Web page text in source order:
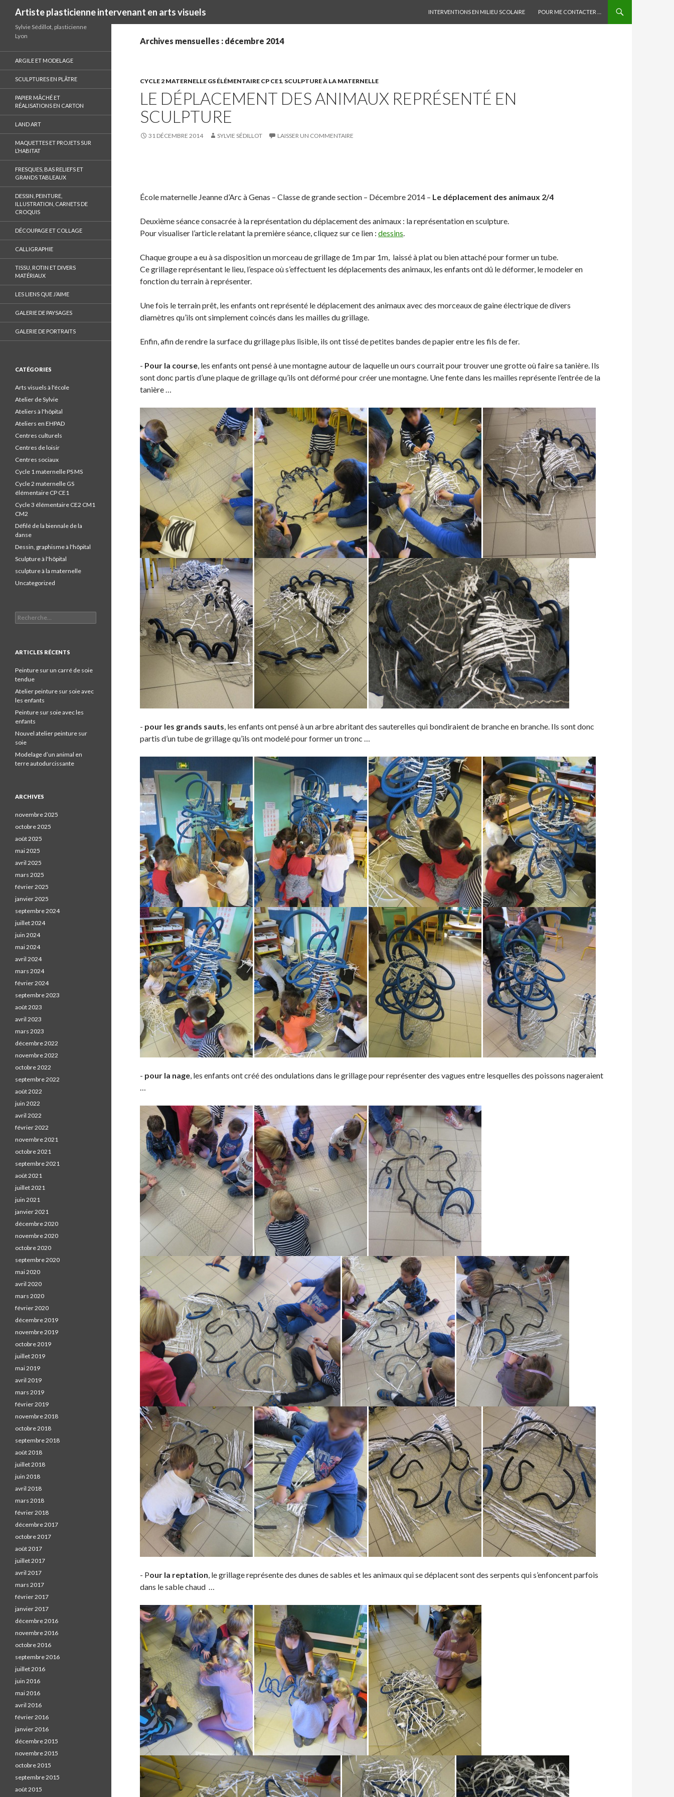
Artiste plasticienne intervenant en arts visuels
INTERVENTIONS EN MILIEU SCOLAIRE
POUR ME CONTACTER …
Archives mensuelles : décembre 2014
CYCLE 2 MATERNELLE GS ÉLÉMENTAIRE CP CE1, SCULPTURE À LA MATERNELLE
LE DÉPLACEMENT DES ANIMAUX REPRÉSENTÉ EN
SCULPTURE
31 DÉCEMBRE 2014 SYLVIE SÉDILLOT LAISSER UN COMMENTAIRE
a
e
o
F
a
c
b
o
k
a
e
o
T
w
i
t
e
.
r
a
g
r
s
L
i
k
d
I
i
g
r
!
École maternelle Jeanne d’Arc à Genas – Classe de grande section – Décembre 2014 – Le déplacement des animaux 2/4
Deuxième séance consacrée à la représentation du déplacement des animaux : la représentation en sculpture.
Pour visualiser l’article relatant la première séance, cliquez sur ce lien : dessins.
Chaque groupe a eu à sa disposition un morceau de grillage de 1m par 1m, laissé à plat ou bien attaché pour former un tube.
Ce grillage représentant le lieu, l’espace où s’effectuent les déplacements des animaux, les enfants ont dû le déformer, le modeler en
fonction du terrain à représenter.
Une fois le terrain prêt, les enfants ont représenté le déplacement des animaux avec des morceaux de gaine électrique de divers
diamètres qu’ils ont simplement coincés dans les mailles du grillage.
Enfin, afin de rendre la surface du grillage plus lisible, ils ont tissé de petites bandes de papier entre les fils de fer.
- Pour la course, les enfants ont pensé à une montagne autour de laquelle un ours courrait pour trouver une grotte où faire sa tanière. Ils
sont donc partis d’une plaque de grillage qu’ils ont déformé pour créer une montagne. Une fente dans les mailles représente l’entrée de la
tanière …
- pour les grands sauts, les enfants ont pensé à un arbre abritant des sauterelles qui bondiraient de branche en branche. Ils sont donc
partis d’un tube de grillage qu’ils ont modelé pour former un tronc …
- pour la nage, les enfants ont créé des ondulations dans le grillage pour représenter des vagues entre lesquelles des poissons nageraient
…
- Pour la reptation, le grillage représente des dunes de sables et les animaux qui se déplacent sont des serpents qui s’enfoncent parfois
dans le sable chaud …
Sylvie Sédillot, plasticienne
Lyon
ARGILE ET MODELAGE
SCULPTURES EN PLÂTRE
PAPIER MÂCHÉ ET
RÉALISATIONS EN CARTON
LAND ART
MAQUETTES ET PROJETS SUR
L’HABITAT
FRESQUES, BAS RELIEFS ET
GRANDS TABLEAUX
DESSIN, PEINTURE,
ILLUSTRATION, CARNETS DE
CROQUIS
DÉCOUPAGE ET COLLAGE
CALLIGRAPHIE
TISSU, ROTIN ET DIVERS
MATÉRIAUX
LES LIENS QUE J’AIME
GALERIE DE PAYSAGES
GALERIE DE PORTRAITS
CATÉGORIES
Arts visuels à l'école
Atelier de Sylvie
Ateliers à l'hôpital
Ateliers en EHPAD
Centres culturels
Centres de loisir
Centres sociaux
Cycle 1 maternelle PS MS
Cycle 2 maternelle GS
élémentaire CP CE1
Cycle 3 élémentaire CE2 CM1
CM2
Défilé de la biennale de la
danse
Dessin, graphisme à l'hôpital
Sculpture à l'hôpital
sculpture à la maternelle
Uncategorized
Recherche pour :
ARTICLES RÉCENTS
Peinture sur un carré de soie
tendue
Atelier peinture sur soie avec
les enfants
Peinture sur soie avec les
enfants
Nouvel atelier peinture sur
soie
Modelage d’un animal en
terre autodurcissante
ARCHIVES
novembre 2025
octobre 2025
août 2025
mai 2025
avril 2025
mars 2025
février 2025
janvier 2025
septembre 2024
juillet 2024
juin 2024
mai 2024
avril 2024
mars 2024
février 2024
septembre 2023
août 2023
avril 2023
mars 2023
décembre 2022
novembre 2022
octobre 2022
septembre 2022
août 2022
juin 2022
avril 2022
février 2022
novembre 2021
octobre 2021
septembre 2021
août 2021
juillet 2021
juin 2021
janvier 2021
décembre 2020
novembre 2020
octobre 2020
septembre 2020
mai 2020
avril 2020
mars 2020
février 2020
décembre 2019
novembre 2019
octobre 2019
juillet 2019
mai 2019
avril 2019
mars 2019
février 2019
novembre 2018
octobre 2018
septembre 2018
août 2018
juillet 2018
juin 2018
avril 2018
mars 2018
février 2018
décembre 2017
octobre 2017
août 2017
juillet 2017
avril 2017
mars 2017
février 2017
janvier 2017
décembre 2016
novembre 2016
octobre 2016
septembre 2016
juillet 2016
juin 2016
mai 2016
avril 2016
février 2016
janvier 2016
décembre 2015
novembre 2015
octobre 2015
septembre 2015
août 2015